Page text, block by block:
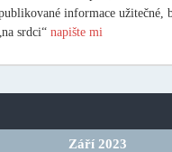
informace užitečné,
srdci“ napište mi
Září 2023